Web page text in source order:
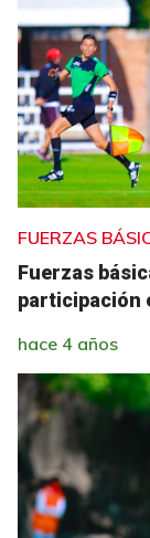
FUERZAS
Fuerzas
participación
hace 4 años